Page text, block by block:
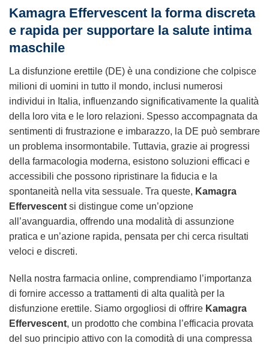
Kamagra Effervescent la forma discreta
e rapida per supportare la salute intima
maschile
La disfunzione erettile (DE) è una condizione che colpisce
milioni di uomini in tutto il mondo, inclusi numerosi
individui in Italia, influenzando significativamente la qualità
della loro vita e le loro relazioni. Spesso accompagnata da
sentimenti di frustrazione e imbarazzo, la DE può sembrare
un problema insormontabile. Tuttavia, grazie ai progressi
della farmacologia moderna, esistono soluzioni efficaci e
accessibili che possono ripristinare la fiducia e la
spontaneità nella vita sessuale. Tra queste, Kamagra
Effervescent si distingue come un’opzione
all’avanguardia, offrendo una modalità di assunzione
pratica e un’azione rapida, pensata per chi cerca risultati
veloci e discreti.
Nella nostra farmacia online, comprendiamo l’importanza
di fornire accesso a trattamenti di alta qualità per la
disfunzione erettile. Siamo orgogliosi di offrire Kamagra
Effervescent, un prodotto che combina l’efficacia provata
del suo principio attivo con la comodità di una compressa